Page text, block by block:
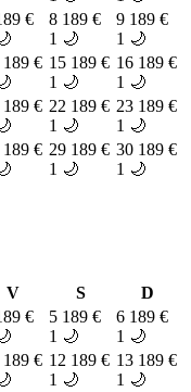
€
8 189 €
1 🌙
9 189 €
1 🌙
189 € 15 189 €
1 🌙
16 189 €
1 🌙
189 € 22 189 €
1 🌙
23 189 €
1 🌙
189 € 29 189 €
1 🌙
30 189 €
1 🌙
V S
D
€
5 189 €
1 🌙
6 189 €
1 🌙
189 € 12 189 €
1 🌙
13 189 €
1 🌙